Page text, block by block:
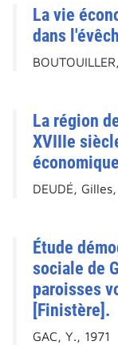
La vie
dans
La région
XVIIIe
DEUDÉ,
Étude
sociale de
paroisses
[Finistère].
GAC, Y., 1971